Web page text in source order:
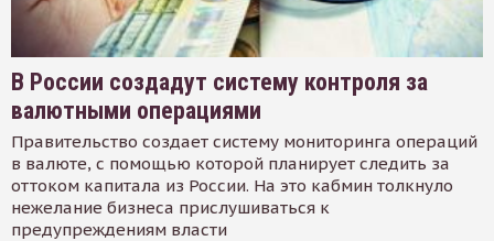
В России создадут систему контроля за
валютными операциями
Правительство создает систему мониторинга операций
в валюте, с помощью которой планирует следить за
оттоком капитала из России. На это кабмин толкнуло
нежелание бизнеса прислушиваться к
предупреждениям власти